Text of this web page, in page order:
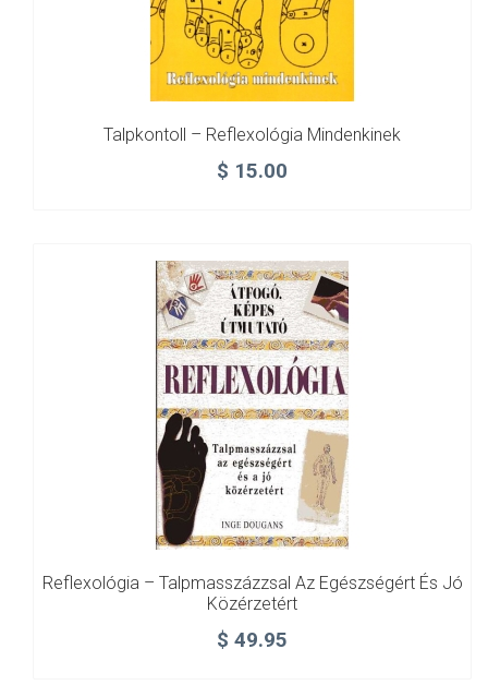
Talpkontoll – Reflexológia Mindenkinek
$ 15.00
Reflexológia – Talpmasszázzsal Az Egészségért És Jó
Közérzetért
$ 49.95